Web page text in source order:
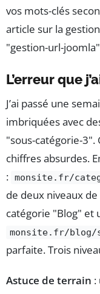
vos mots-clés
article sur la
"gestion-url-
L’erreur que
J’ai passé une
imbriquées avec
"sous-catégorie-3".
chiffres absurdes.
: monsite.fr/
de deux niveaux de
catégorie "Blog" et
monsite.fr/blog/
parfaite. Trois
Astuce de terrain :